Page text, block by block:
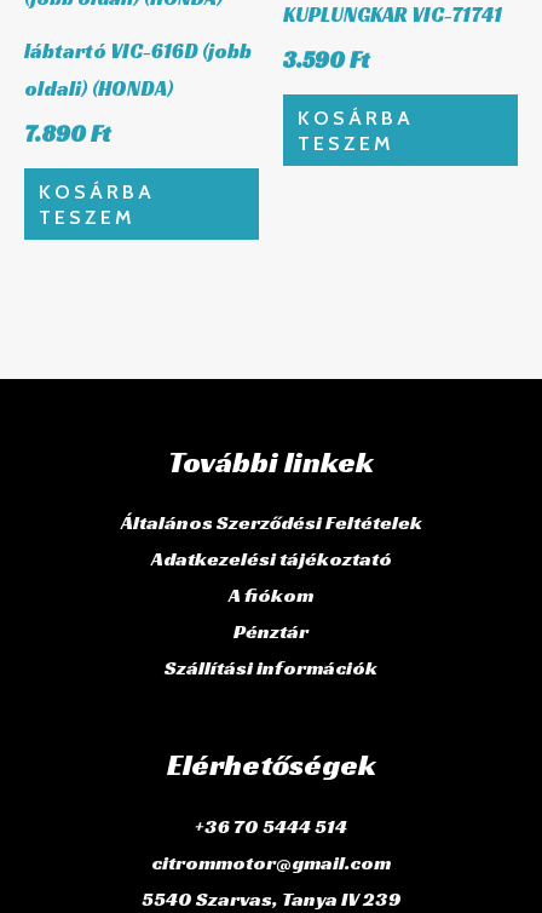
lábtartó VIC-616D (jobb
oldali) (HONDA)
7.890Ft
KOSÁRBA
TESZEM
KUPLUNGKAR VIC-71741
3.590Ft
KOSÁRBA
TESZEM
További linkek
Általános Szerződési Feltételek
Adatkezelési tájékoztató
A fiókom
Pénztár
Szállítási információk
Elérhetőségek
+36 70 5444 514
citrommotor@gmail.com
5540 Szarvas, Tanya IV 239